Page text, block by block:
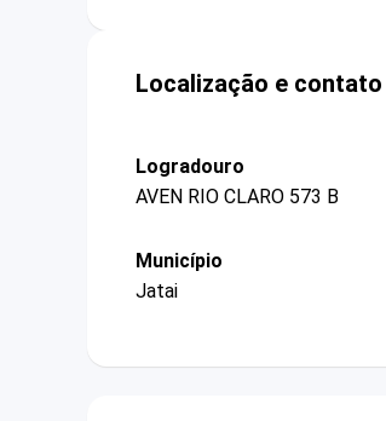
Localização e
Logradouro
AVEN RIO CLARO 573 B
Município
Jatai